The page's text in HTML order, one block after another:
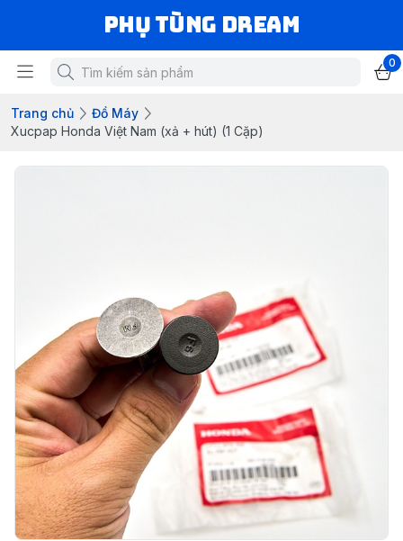
Phụ Tùng Dream
0
Trang chủ
Đồ Máy
Xucpap Honda Việt Nam (xả + hút) (1 Cặp)